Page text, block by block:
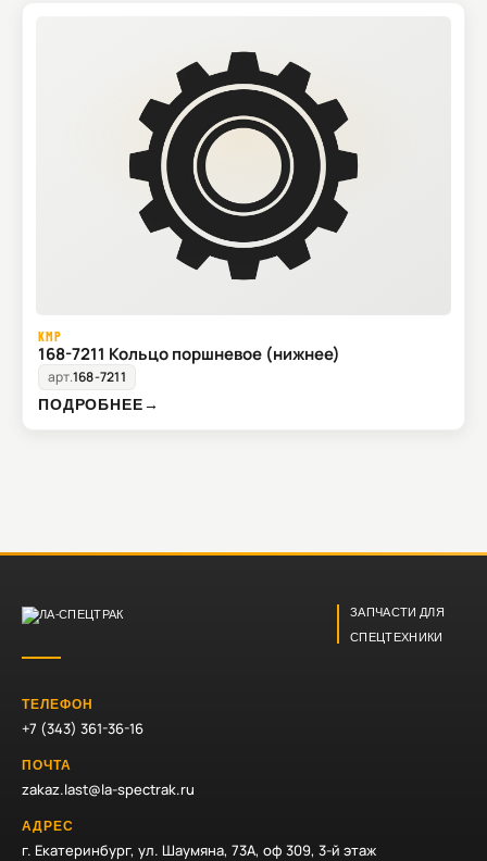
KMP
168-7211 Кольцо поршневое (нижнее)
арт.168-7211
ПОДРОБНЕЕ→
ЗАПЧАСТИ ДЛЯ
СПЕЦТЕХНИКИ
ТЕЛЕФОН
+7 (343) 361-36-16
ПОЧТА
zakaz.last@la-spectrak.ru
АДРЕС
г. Екатеринбург, ул. Шаумяна, 73А, оф 309, 3-й этаж